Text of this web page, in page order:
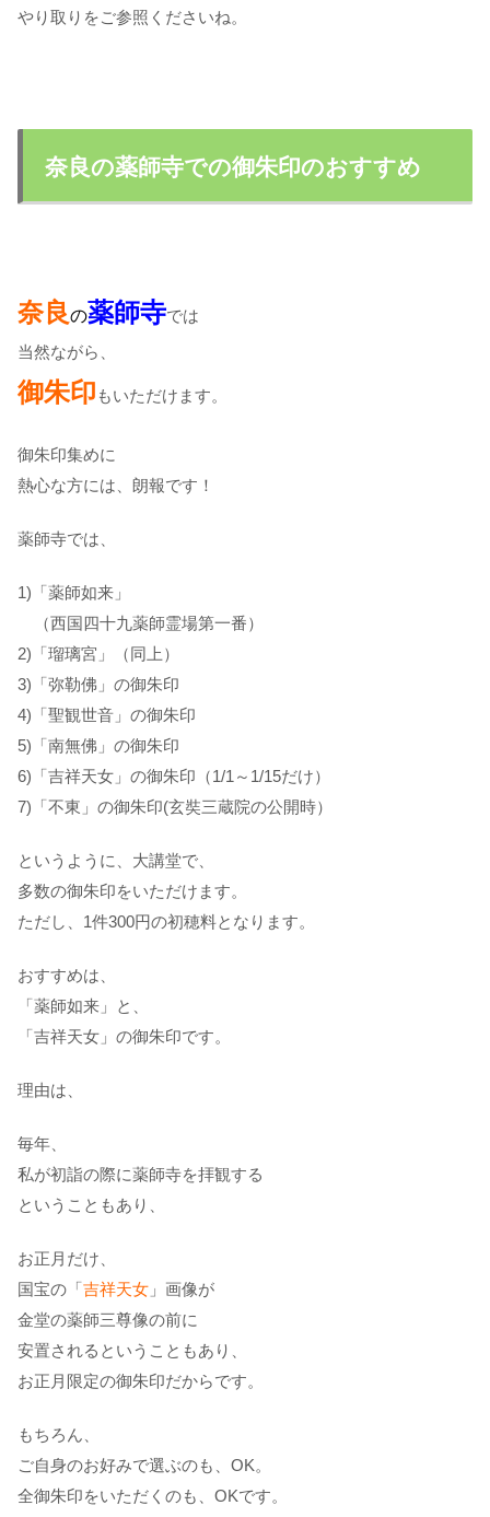
やり取りをご参照くださいね。
奈良の薬師寺での御朱印のおすすめ
奈良の薬師寺では
当然ながら、
御朱印 もいただけます。
御朱印集めに
熱心な方には、朗報です！
薬師寺では、
1)「薬師如来」
（西国四十九薬師霊場第一番）
2)「瑠璃宮」（同上）
3)「弥勒佛」の御朱印
4)「聖観世音」の御朱印
5)「南無佛」の御朱印
6)「吉祥天女」の御朱印（1/1～1/15だけ）
7)「不東」の御朱印(玄奘三蔵院の公開時）
というように、大講堂で、
多数の御朱印をいただけます。
ただし、1件300円の初穂料となります。
おすすめは、
「薬師如来」と、
「吉祥天女」の御朱印です。
理由は、
毎年、
私が初詣の際に薬師寺を拝観する
ということもあり、
お正月だけ、
国宝の「吉祥天女 」画像が
金堂の薬師三尊像の前に
安置されるということもあり、
お正月限定の御朱印だからです。
もちろん、
ご自身のお好みで選ぶのも、OK。
全御朱印をいただくのも、OKです。